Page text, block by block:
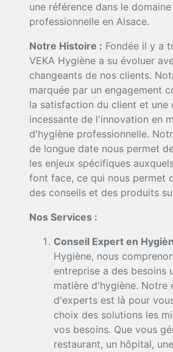
une référence dans le
professionnelle en Alsace.
Notre Histoire : Fondée il y a
VEKA Hygiène a su évoluer
changeants de nos clients.
marquée par un engagement
la satisfaction du client et une
incessante de l'innovation en
d'hygiène professionnelle.
de longue date nous permet
les enjeux spécifiques
font face, ce qui nous permet
des conseils et des produits
Nos Services :
Conseil Expert en
Hygiène, nous
entreprise a des besoins
matière d'hygiène. Notre
d'experts est là pour
choix des solutions les
vos besoins. Que vous
restaurant, un hôpital,